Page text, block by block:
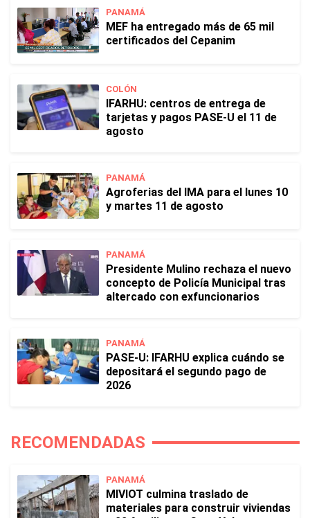
PANAMÁ
MEF ha entregado más de 65 mil
certificados del Cepanim
COLÓN
IFARHU: centros de entrega de
tarjetas y pagos PASE-U el 11 de
agosto
PANAMÁ
Agroferias del IMA para el lunes 10
y martes 11 de agosto
PANAMÁ
Presidente Mulino rechaza el nuevo
concepto de Policía Municipal tras
altercado con exfuncionarios
PANAMÁ
PASE-U: IFARHU explica cuándo se
depositará el segundo pago de
2026
RECOMENDADAS
PANAMÁ
MIVIOT culmina traslado de
materiales para construir viviendas